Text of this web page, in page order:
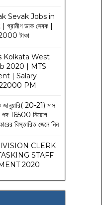
Sevak Jobs in
ডাক সেবক |
টাকা
Kolkata West
2020 | MTS
| Salary
PM
জানুয়ারি( 20-21) মাস
পদ 16500 নিয়োগ
বিস্তারিত জেনে নিন
CLERK
STAFF
2020